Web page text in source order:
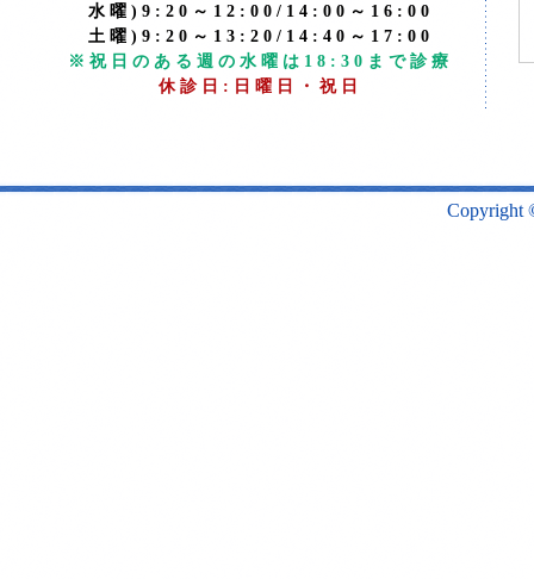
水曜)9:20～12:00/14:00～16:00
土曜)9:20～13:20/14:40～17:00
※祝日のある週の水曜は18:30まで診療
休診日:日曜日・祝日
Copyright